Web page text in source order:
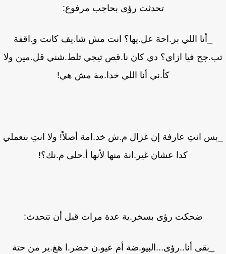
تحدثت رؤى بحاجب مرفوع:
_أنا اللي بر.احة عل.يها؟ انت مش شا.يف كانت و.اقفة
فيا ازاي؟ دي كان نا.قص تيجي تلط.شني قل.مين ولا
كأ.ني أنا اللي خدا.مة مش هي!
انتِ عارفة إن غزال م.ش خد.امة أصلاً! ولا انتِ بتعملي
كدا عشان غير.انة منها لأنها أ.حلى م.نك؟!
ضحكت رؤى بسخر.ية عدة مرات قبل أن تتحدث:
_بقى أنا..رؤى...البيو.ضة أم عيو.ن خضر.ا هغ.ير من حتة